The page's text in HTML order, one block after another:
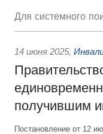
Для системного
14 июня 2025,
получившим
Постановление от 12